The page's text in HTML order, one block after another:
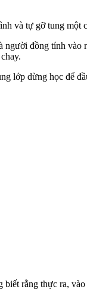
và tự gỡ tung
người đồn‌g tín‌h vào
lớp dừng học để
rằng thực ra,